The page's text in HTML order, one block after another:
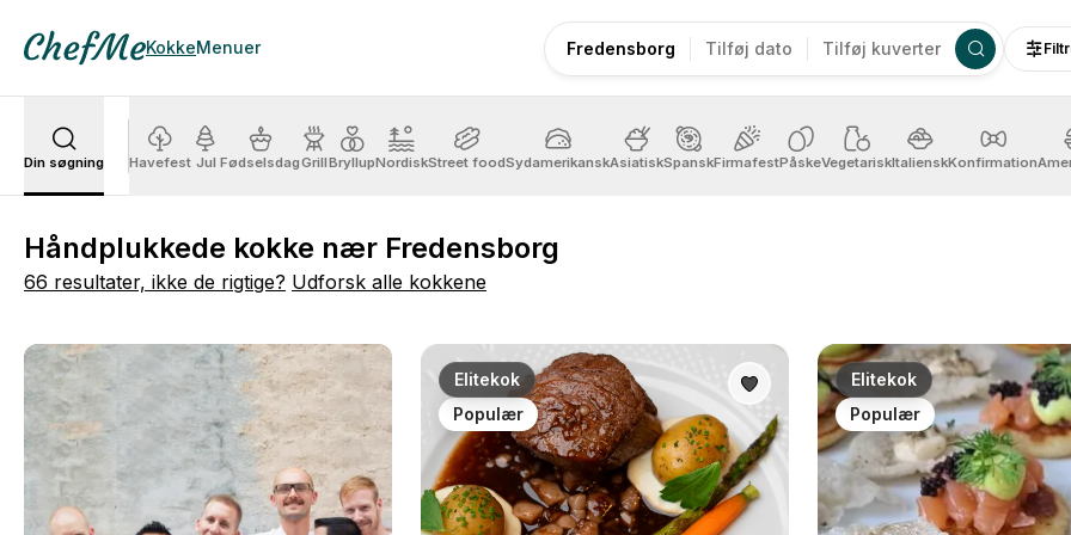
KokkeMenuer Fredensborg Tilføj dato Tilføj kuverter
Din søgning Havefest Jul FødselsdagGrillBryllupNordiskStreet foodSydamerikanskAsiatiskSpanskFirmafestPåskeVegetariskItalienskKonfirmation
Håndplukkede kokke nær Fredensborg
66 resultater, ikke de rigtige? Udforsk alle kokkene
Elitekok
Populær
Elitekok
Populær